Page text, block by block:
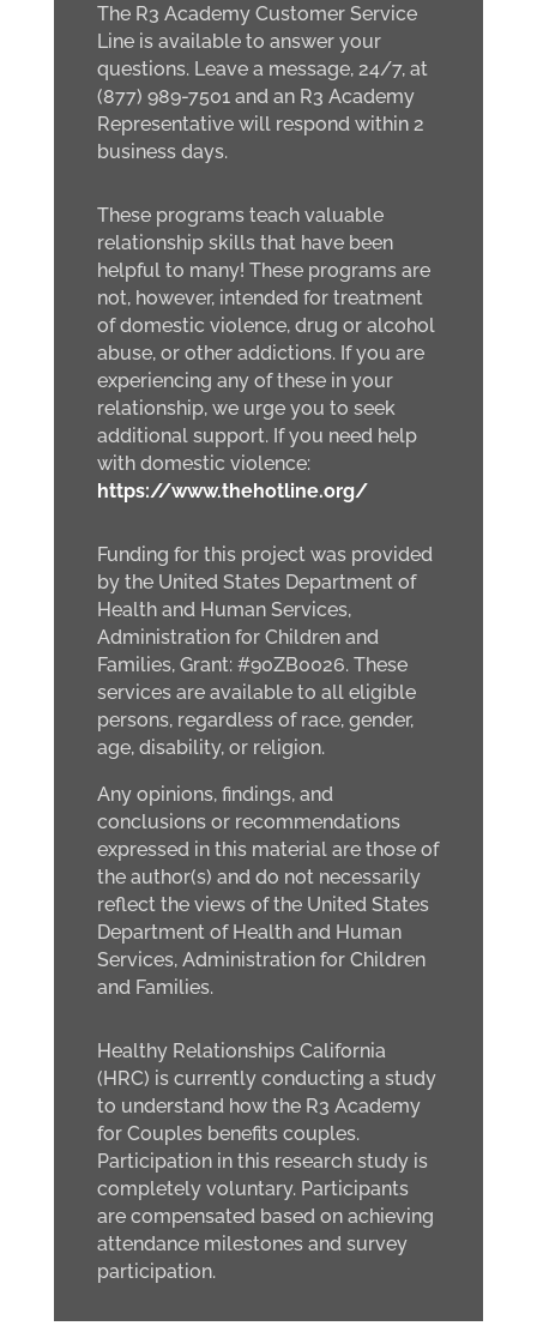
The R3 Academy Customer Service
Line is available to answer your
questions. Leave a message, 24/7, at
(877) 989-7501 and an R3 Academy
Representative will respond within 2
business days.
These programs teach valuable
relationship skills that have been
helpful to many! These programs are
not, however, intended for treatment
of domestic violence, drug or alcohol
abuse, or other addictions. If you are
experiencing any of these in your
relationship, we urge you to seek
additional support. If you need help
with domestic violence:
https://www.thehotline.org/
Funding for this project was provided
by the United States Department of
Health and Human Services,
Administration for Children and
Families, Grant: #90ZB0026. These
services are available to all eligible
persons, regardless of race, gender,
age, disability, or religion.
Any opinions, findings, and
conclusions or recommendations
expressed in this material are those of
the author(s) and do not necessarily
reflect the views of the United States
Department of Health and Human
Services, Administration for Children
and Families.
Healthy Relationships California
(HRC) is currently conducting a study
to understand how the R3 Academy
for Couples benefits couples.
Participation in this research study is
completely voluntary. Participants
are compensated based on achieving
attendance milestones and survey
participation.